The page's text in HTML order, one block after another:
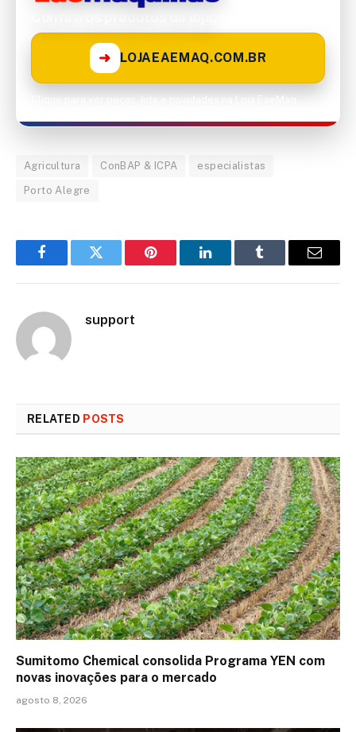
➜ LOJAEAEMAQ.COM.BR
Agricultura ConBAP & ICPA especialistas
Porto Alegre
FacebookTwitter Pinterest LinkedInTumblr Email
support
RELATED POSTS
Sumitomo Chemical consolida Programa YEN com
novas inovações para o mercado
agosto 8, 2026